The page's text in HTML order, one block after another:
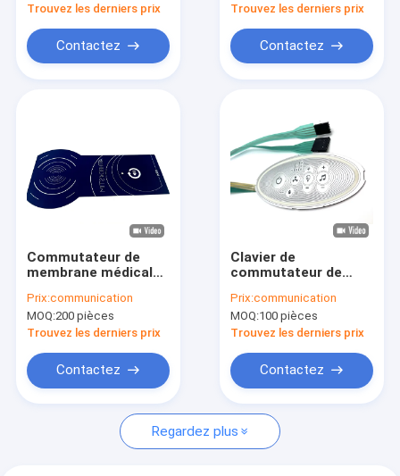
Vidéos
Le spectacle VR
Contrôle de la qualité
Nous contacter
Demandez un devis
haute performance
Trouvez les derniers prix
Contactez
connecteur
Trouvez les derniers prix
Contactez
Commutateur de
membrane médicale
personnalisé avec
rétroaction tactile
Prix:communication
MOQ:200 pièces
Trouvez les derniers prix
Contactez
Clavier de
commutateur de
rétroéclairage
personnalisable très
efficace pour
Prix:communication
MOQ:100 pièces
Trouvez les derniers prix
Contactez
Regardez plus